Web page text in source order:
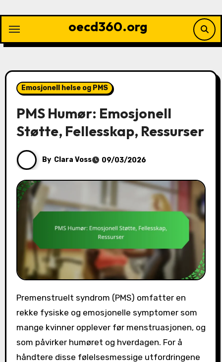
content
oecd360.org
Emosjonell helse og PMS
PMS Humør: Emosjonell
Støtte, Fellesskap, Ressurser
By Clara Voss 09/03/2026
Premenstruelt syndrom (PMS) omfatter en
rekke fysiske og emosjonelle symptomer som
mange kvinner opplever før menstruasjonen, og
som påvirker humøret og hverdagen. For å
håndtere disse følelsesmessige utfordringene